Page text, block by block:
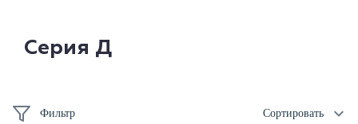
Серия Д
Фильтр Сортировать